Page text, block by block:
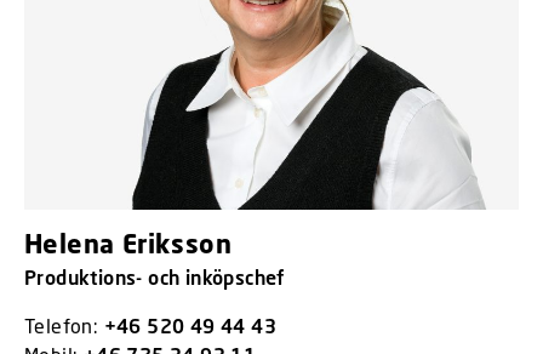
Helena Eriksson
Produktions- och inköpschef
Telefon: +46 520 49 44 43